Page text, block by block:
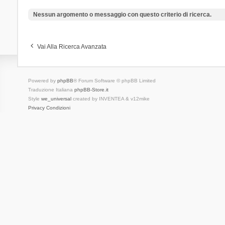
Nessun argomento o messaggio con questo criterio di ricerca.
Vai Alla Ricerca Avanzata
Powered by phpBB® Forum Software © phpBB Limited
Traduzione Italiana phpBB-Store.it
Style we_universalcreated by INVENTEA & v12mike
Privacy Condizioni